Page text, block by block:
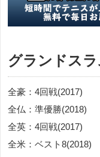
グランドス
全豪：4回戦(2017)
全仏：準優勝(2018)
全英：4回戦(2017)
全米：ベスト8(2018)